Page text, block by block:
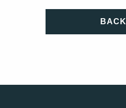
BACK